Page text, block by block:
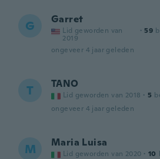
G Garret
Lid geworden van
2019
· 59
ongeveer 4 jaar geleden
T TANO
Lid geworden van 2018 · 5
ongeveer 4 jaar geleden
M Maria Luisa
Lid geworden van 2020 · 10